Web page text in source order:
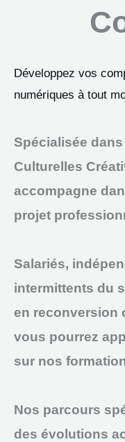
Développez vos
numériques à tout
Spécialisée
Culturelles
accompagne
projet
Salariés,
intermittents du
en reconversion
vous pourrez
sur nos
Nos parcours
des évolutions